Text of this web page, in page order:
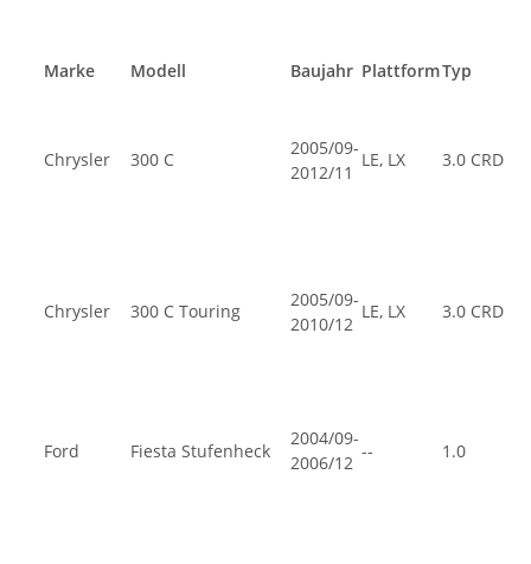
Marke Modell Baujahr PlattformTyp
Chrysler 300 C
2005/09-
2012/11
LE, LX 3.0 CRD
Chrysler 300 C Touring
2005/09-
2010/12
LE, LX 3.0 CRD
Ford Fiesta Stufenheck
2004/09-
2006/12
-- 1.0